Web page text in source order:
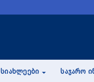
ᲡᲘᲐᲮᲚᲔᲔᲑᲘ ᲡᲐᲯᲐᲠᲝ